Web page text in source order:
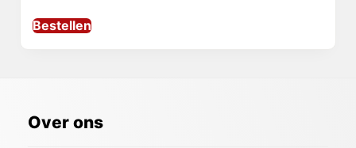
Bestellen
Over ons